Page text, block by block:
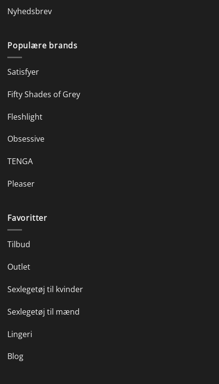
Nyhedsbrev
Populære brands
Satisfyer
Fifty Shades of Grey
Fleshlight
Obsessive
TENGA
Pleaser
Favoritter
Tilbud
Outlet
Sexlegetøj til kvinder
Sexlegetøj til mænd
Lingeri
Blog